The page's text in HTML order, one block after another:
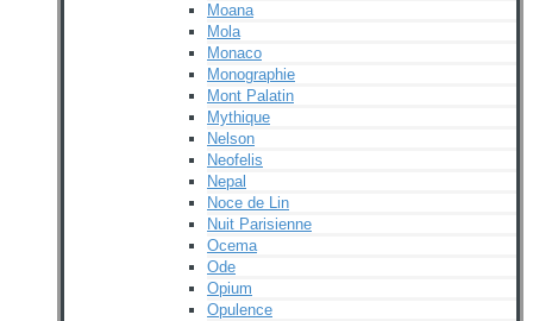
Moana
Mola
Monaco
Monographie
Mont Palatin
Mythique
Nelson
Neofelis
Nepal
Noce de Lin
Nuit Parisienne
Ocema
Ode
Opium
Opulence